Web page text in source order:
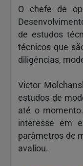
O chefe de
de estudos
técnicos que
diligências,
Victor
estudos de
até o
interesse em
parâmetros de
avaliou.